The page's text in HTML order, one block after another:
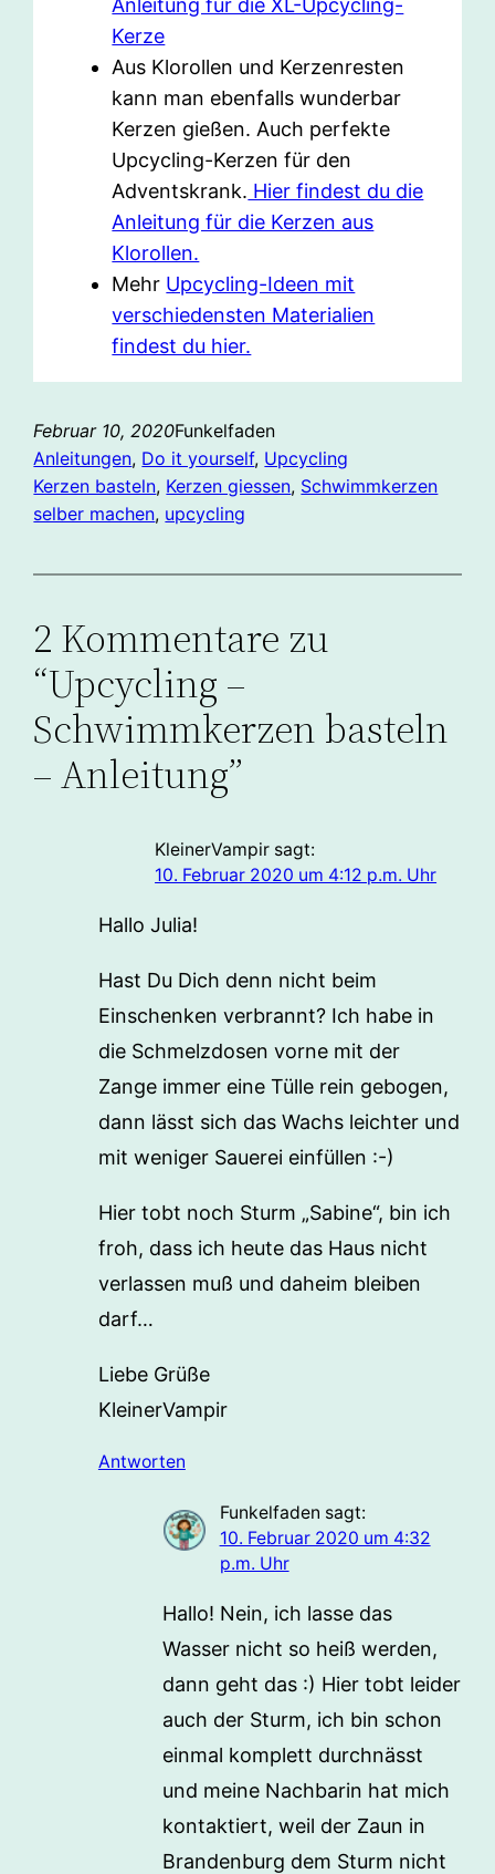
Anleitung für die XL-Upcycling-
Kerze
Aus Klorollen und Kerzenresten
kann man ebenfalls wunderbar
Kerzen gießen. Auch perfekte
Upcycling-Kerzen für den
Adventskrank. Hier findest du die
Anleitung für die Kerzen aus
Klorollen.
Mehr Upcycling-Ideen mit
verschiedensten Materialien
findest du hier.
Februar 10, 2020Funkelfaden
Anleitungen, Do it yourself, Upcycling
Kerzen basteln, Kerzen giessen, Schwimmkerzen
selber machen, upcycling
2 Kommentare zu
“Upcycling –
Schwimmkerzen basteln
– Anleitung”
KleinerVampir sagt:
10. Februar 2020 um 4:12 p.m. Uhr
Hallo Julia!
Hast Du Dich denn nicht beim
Einschenken verbrannt? Ich habe in
die Schmelzdosen vorne mit der
Zange immer eine Tülle rein gebogen,
dann lässt sich das Wachs leichter und
mit weniger Sauerei einfüllen :-)
Hier tobt noch Sturm „Sabine“, bin ich
froh, dass ich heute das Haus nicht
verlassen muß und daheim bleiben
darf…
Liebe Grüße
KleinerVampir
Antworten
Funkelfaden sagt:
10. Februar 2020 um 4:32
p.m. Uhr
Hallo! Nein, ich lasse das
Wasser nicht so heiß werden,
dann geht das :) Hier tobt leider
auch der Sturm, ich bin schon
einmal komplett durchnässt
und meine Nachbarin hat mich
kontaktiert, weil der Zaun in
Brandenburg dem Sturm nicht